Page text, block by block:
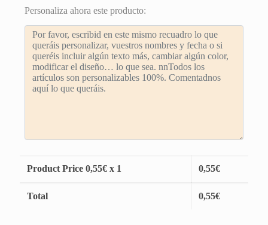
Personaliza ahora este producto:
Product Price 0,55€ x 1 0,55€
Total 0,55€